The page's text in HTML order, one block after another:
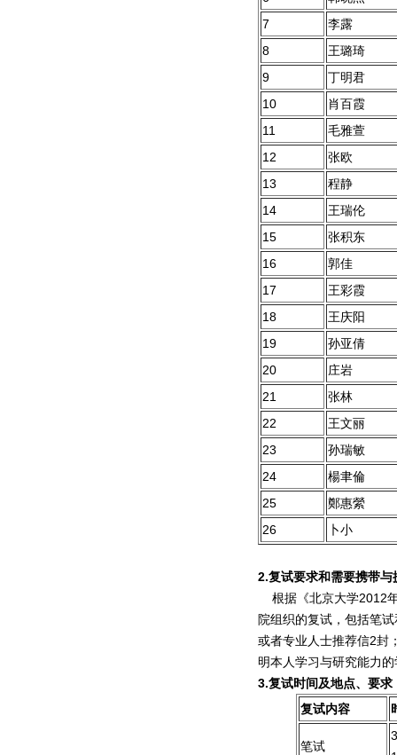
7
李露
8
王璐琦
9
丁明君
10
肖百霞
11
毛雅萱
12
张欧
13
程静
14
王瑞伦
15
张积东
16
郭佳
17
王彩霞
18
王庆阳
19
孙亚倩
20
庄岩
21
张林
22
王文丽
23
孙瑞敏
24
楊聿倫
25
鄭惠縈
26
卜小
2.复试要求和需要携带与
根据《北京大学2012
院组织的复试，包括笔
或者专业人士推荐信2封
明本人学习与研究能力
3.复试时间及地点、要求
复试内容
笔试